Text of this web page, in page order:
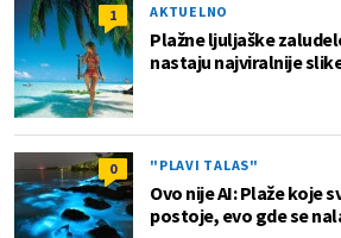
1 AKTUELNO
Plažne ljuljaške
nastaju najviralnije
0 "PLAVI TALAS"
Ovo nije AI: Plaže koje
postoje, evo gde se